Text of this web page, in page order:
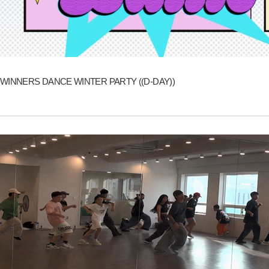
WINNERS DANCE WINTER PARTY ((D-DAY))